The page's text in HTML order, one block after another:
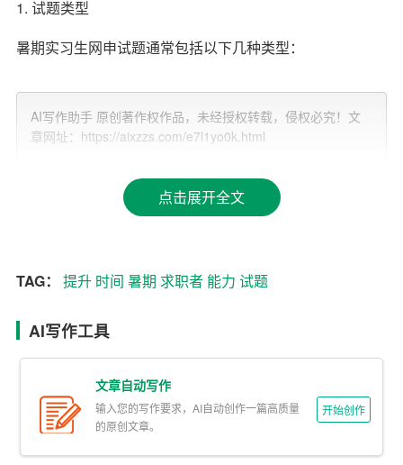
1. 试题类型
暑期实习生网申试题通常包括以下几种类型：
（1）客观题：包括单选题、多选题和判断题。这类题目主
要测试求职者的基本知识和逻辑思维能力
。
目主要测试求职者的综合素质、分析和解决问题的能力。
（3）编程题：针对技术岗位的实习生，网申试题中可能会
2. 试题特点
（1）题量较大：网申试题通常包含多个题目，要求求职者
在规定
（2）难度适中：试题难度不会太高，但要求求职者具备一
定的知识和能力。
（3）涉及面广：试题内容可能涵盖求职者所学专业、综合
AI写作助手 原创著作权作品，未经授权转载，侵权必究！文
章网址：https://aixzzs.com/e7l1yo0k.html
点击展开全文
TAG： 提升 时间 暑期 求职者 能力 试题
AI写作工具
文章自动写作
输入您的写作要求，AI自动创作一篇高质量
的原创文章。
开始创作